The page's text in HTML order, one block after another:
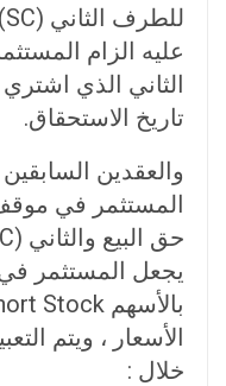
عليه الزام
الثاني الذي
تاريخ الاستحقاق.
يجعل المستثمر
الأسعار ، ويتم
خلال :